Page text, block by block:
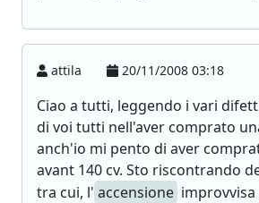
attila 20/11/2008 03:18
Ciao a tutti, leggendo i vari
di voi tutti nell'aver comprato
anch'io mi pento di aver
avant 140 cv. Sto riscontrando
tra cui, l' accensione improvvisa